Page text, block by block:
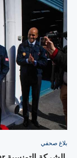
بلاغ صحفي